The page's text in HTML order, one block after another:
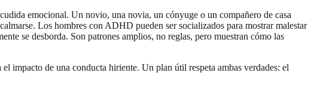
emocional. Un novio, una novia, un cónyuge o un compañero de casa
Los hombres con ADHD pueden ser socializados para mostrar malestar
se desborda. Son patrones amplios, no reglas, pero muestran cómo las
impacto de una conducta hiriente. Un plan útil respeta ambas verdades: el